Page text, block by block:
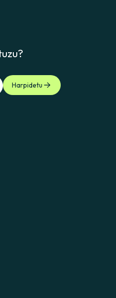
Harpidetu